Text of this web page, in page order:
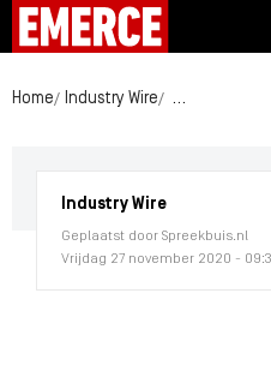
Home Industry Wire Snelle met
Industry Wire
Geplaatst door Spreekbuis.nl
Vrijdag 27 november 2020 -